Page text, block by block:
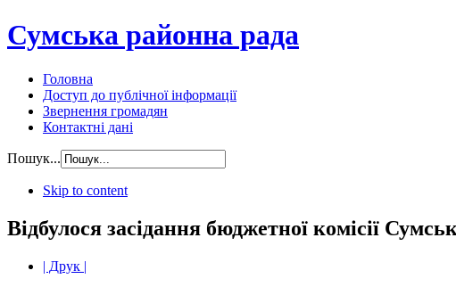
Сумська районна рада
Головна
Доступ до публічної інформації
Звернення громадян
Контактні дані
Пошук...
Skip to content
Відбулося засідання бюджетної комісії
| Друк |